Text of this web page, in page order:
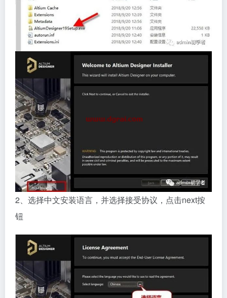
2、选择中文安装语言，并选择接受协议，点击next按
钮